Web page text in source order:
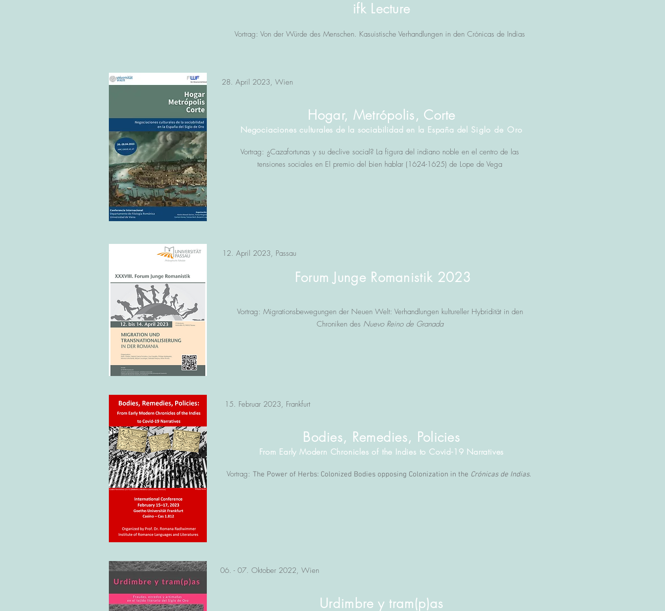
ifk Lecture
Vortrag: Von der Würde des Menschen. Kasuistische Verhandlungen in den Crónicas de Indias
28. April 2023, Wien
Hogar, Metrópolis, Corte
Negociaciones culturales de la sociabilidad en la España del Siglo de Oro
Vortrag: ¿Cazafortunas y su declive social? La figura del indiano noble en el centro de las
tensiones sociales en El premio del bien hablar (1624-1625) de Lope de Vega
15. Februar 2023, Frankfurt
Bodies, Remedies, Policies
From Early Modern Chronicles of the Indies to Covid-19 Narratives
Vortrag:The Power of Herbs: Colonized Bodies opposing Colonization in the Crónicas de Indias.
06. - 07. Oktober 2022, Wien
Urdimbre y tram(p)as
12. April 2023, Passau
Forum Junge Romanistik 2023
Vortrag: Migrationsbewegungen der Neuen Welt: Verhandlungen kultureller Hybridität in den
Chroniken des Nuevo Reino de Granada